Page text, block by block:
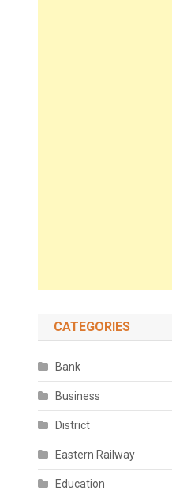
CATEGORIES
Bank
Business
District
Eastern Railway
Education